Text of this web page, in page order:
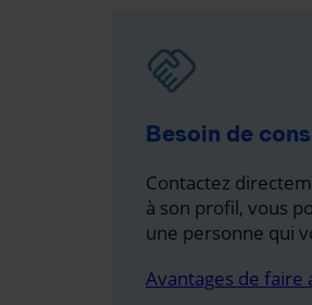
Besoin de
Contactez
à son profil, vous
une personne qui
Avantages de faire